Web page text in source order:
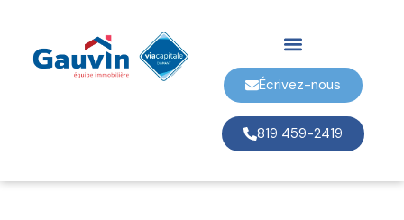
Écrivez-nous
819 459-2419